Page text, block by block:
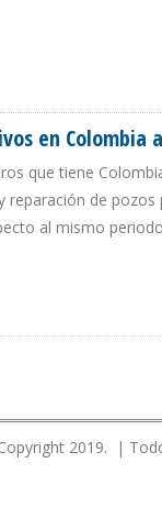
en Colombia
que tiene
reparación de pozos
al mismo
2019. |